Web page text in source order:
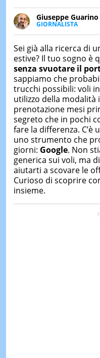
Giuseppe Guarino
GIORNALISTA
Ph(D) in Diritto
integrazione e
particolare sulla
Latina e Spagna.
è presidente
Biblioteca del
Sei già alla ricerca di
estive? Il tuo sogno è
senza svuotare il
sappiamo che
trucchi possibili: voli
utilizzo della
prenotazione mesi
segreto che in pochi
fare la differenza.
uno strumento che
giorni: Google. Non
generica sui voli, ma
aiutarti a scovare le
Curioso di scoprire
insieme.